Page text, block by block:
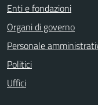
Enti e fondazioni
Organi di governo
Personale
Politici
Uffici